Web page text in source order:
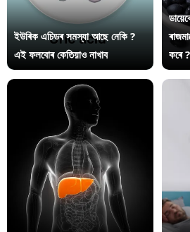
ইউৰিক এচিডৰ সমস্যা আছে নেকি ?
এই ফলবোৰ কেতিয়াও নাখাব
কৰে